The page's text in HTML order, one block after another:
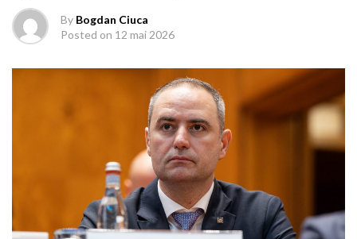
By Bogdan Ciuca
Posted on 12 mai 2026